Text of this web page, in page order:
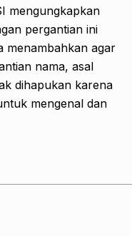
mengungkapkan
pergantian ini
menambahkan agar
nama, asal
dihapukan karena
mengenal dan